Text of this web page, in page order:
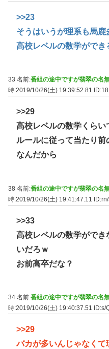
>>23
そうはいうが理系も馬鹿
高校レベルの数学ができ
33 名前:番組の途中ですが翡翠の名
時:2019/10/26(土) 19:39:52.81
>>29
高校レベルの数学くらい
ルールに従って当たり
なんだから
38 名前:番組の途中ですが翡翠の名
時:2019/10/26(土) 19:41:47.11
>>33
高校レベルの数学がで
いだろｗ
お前高卒だな？
34 名前:番組の途中ですが翡翠の名
時:2019/10/26(土) 19:40:37.51
>>29
バカが多いんじゃなく